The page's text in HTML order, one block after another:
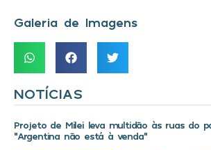
Galeria de Imagens
NOTÍCIAS
Projeto de Milei leva multidão às ruas do
“Argentina não está à venda”